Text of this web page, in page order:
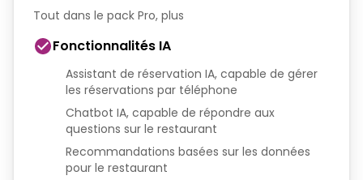
Tout dans le pack Pro, plus
Fonctionnalités IA
Assistant de réservation IA, capable de gérer
les réservations par téléphone
Chatbot IA, capable de répondre aux
questions sur le restaurant
Recommandations basées sur les données
pour le restaurant